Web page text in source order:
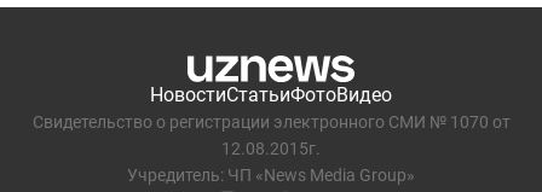
НовостиСтатьиФотоВидео
Свидетельство о регистрации электронного СМИ № 1070 от
12.08.2015г.
Учредитель: ЧП «News Media Group»